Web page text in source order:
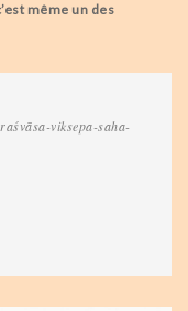
même un des
viksepa-saha-